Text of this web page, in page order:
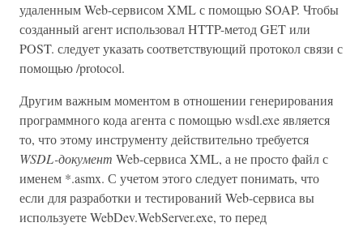
удаленным Web-сервисом XML с помощью SOAP. Чтобы
созданный агент использовал HTTP-метод GET или
POST. следует указать соответствующий протокол связи с
помощью /protocol.
Другим важным моментом в отношении генерирования
программного кода агента с помощью wsdl.exe является
то, что этому инструменту действительно требуется
WSDL-документ Web-сервиса XML, а не просто файл с
именем *.asmx. С учетом этого следует понимать, что
если для разработки и тестирований Web-сервиса вы
используете WebDev.WebServer.exe, то перед